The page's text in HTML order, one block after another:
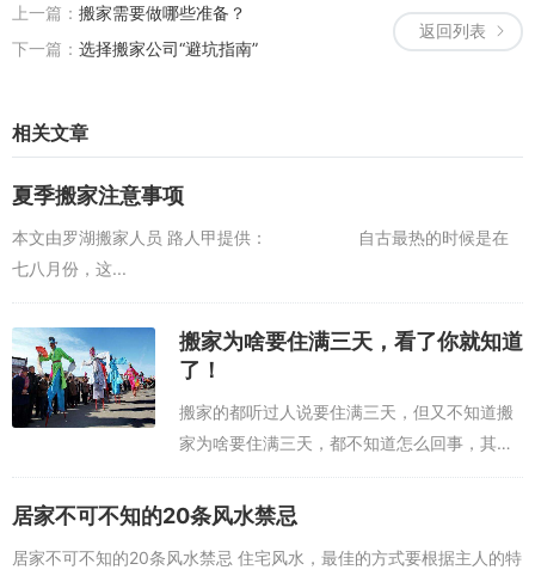
返回列表
上一篇： 搬家需要做哪些准备？
下一篇： 选择搬家公司“避坑指南”
相关文章
夏季搬家注意事项
本文由罗湖搬家人员 路人甲提供： 自古最热的时候是在
七八月份，这...
搬家为啥要住满三天，看了你就知道
了！
搬家的都听过人说要住满三天，但又不知道搬
家为啥要住满三天，都不知道怎么回事，其实
也没什么大事，就是涛哥彩头，图个吉利，聚
个人气而已~1.搬家时间尽量在午前。2.不可空
居家不可不知的20条风水禁忌
居家不可不知的20条风水禁忌 住宅风水，最佳的方式要根据主人的特